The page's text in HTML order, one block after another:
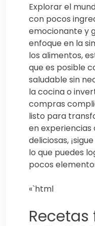
Explorar el
con pocos
emocionante y
enfoque en la
los alimentos,
que es posible
saludable sin
la cocina o
compras
listo para
en experiencias
deliciosas,
lo que puedes
pocos
«`html